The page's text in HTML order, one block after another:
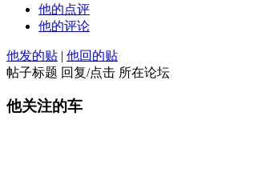
他的点评
他的评论
他发的贴 | 他回的贴
帖子标题 回复/点击 所在论坛
他关注的车